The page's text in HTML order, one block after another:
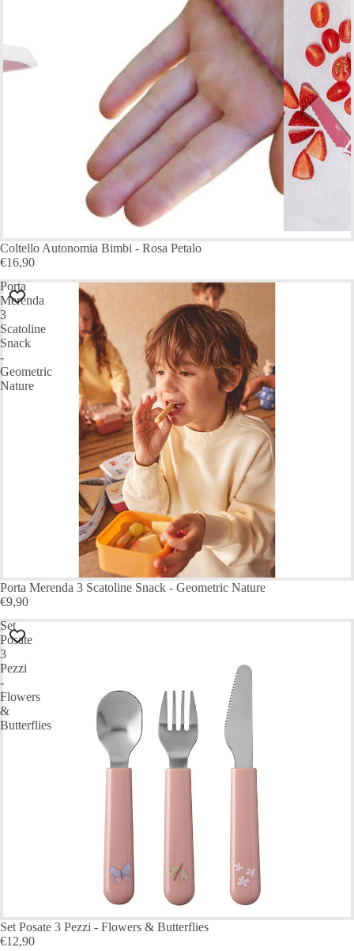
Coltello Autonomia Bimbi - Rosa Petalo
€16,90
Porta
Merenda
3
Scatoline
Snack
-
Geometric
Nature
ESAURITO
Porta Merenda 3 Scatoline Snack - Geometric Nature
€9,90
Set
Posate
3
Pezzi
-
Flowers
&
Butterflies
Set Posate 3 Pezzi - Flowers & Butterflies
€12,90